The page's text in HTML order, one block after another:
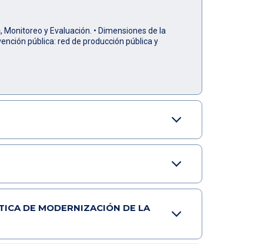
y Evaluación. • Dimensiones de la
pública: red de producción pública y
DE MODERNIZACIÓN DE LA